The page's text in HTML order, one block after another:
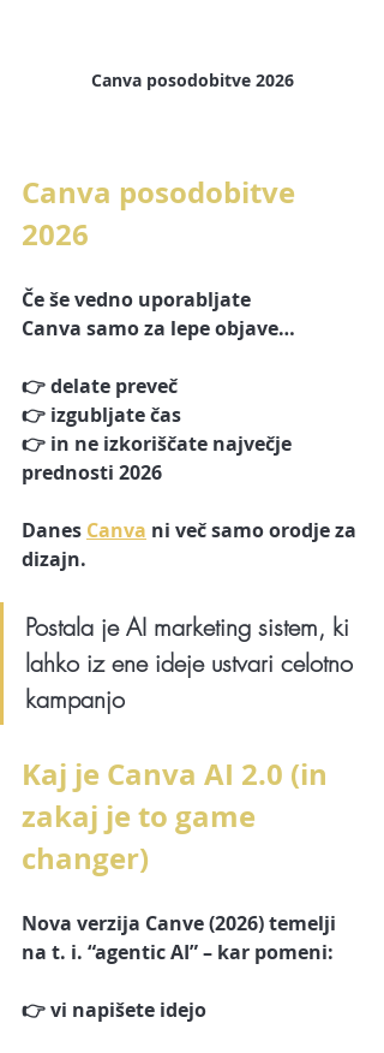
Canva posodobitve 2026
Canva posodobitve
2026
Če še vedno uporabljate
Canva samo za lepe objave…
👉 delate preveč
👉 izgubljate čas
👉 in ne izkoriščate največje
prednosti 2026
Danes Canva ni več samo orodje za
dizajn.
Postala je AI marketing sistem, ki
lahko iz ene ideje ustvari celotno
kampanjo
Kaj je Canva AI 2.0 (in
zakaj je to game
changer)
Nova verzija Canve (2026) temelji
na t. i. “agentic AI” – kar pomeni:
👉 vi napišete idejo